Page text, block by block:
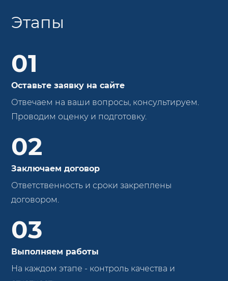
Этапы
01
Оставьте заявку на сайте
Отвечаем на ваши вопросы, консультируем.
Проводим оценку и подготовку.
02
Заключаем договор
Ответственность и сроки закреплены
договором.
03
Выполняем работы
На каждом этапе - контроль качества и